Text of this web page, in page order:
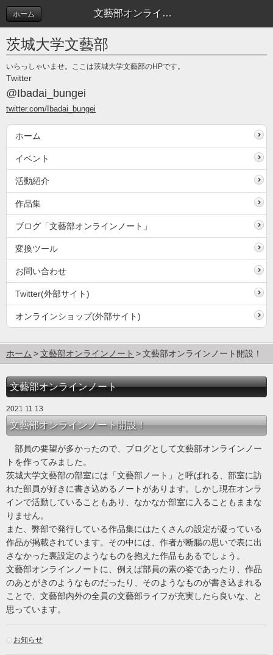
文藝部オンラインノート開設！ | 文藝部オンラインノート
ホーム
茨城大学文藝部
いらっしゃいませ。ここは茨城大学文藝部のHPです。
Twitter
@Ibadai_bungei
twitter.com/Ibadai_bungei
ホーム
イベント
活動紹介
作品集
ブログ「文藝部オンラインノート」
変換ツール
お問い合わせ
Twitter(外部サイト)
オンラインショップ(外部サイト)
ホーム 文藝部オンラインノート 文藝部オンラインノート開設！
文藝部オンラインノート
2021.11.13
文藝部オンラインノート開設！
部員の要望が多かったので、ブログとして文藝部オンラインノー
トを作ってみました。
茨城大学文藝部の部室には「文藝部ノート」と呼ばれる、部室に訪
れた部員が好きに書き込めるノートがあります。しかし現在オンラ
インで活動していることもあり、なかなか部室に入ることもままな
りません。
また、弊部で発行している作品集にはたくさんの設定が凝っている
作品が掲載されています。その中には、作者が断腸の思いで表に出
さなかった裏設定のようなものを抱えた作品もあるでしょう。
文藝部オンラインノートに、例えば部員の素の姿であったり、作品
のあとがきのようなものだったり、そのようなものが書き込まれる
ことで、文藝部内外の全員の文藝部ライフが充実したら良いな、と
思っています。
お知らせ